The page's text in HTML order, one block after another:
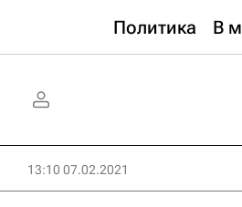
Политика В
13:10 07.02.2021